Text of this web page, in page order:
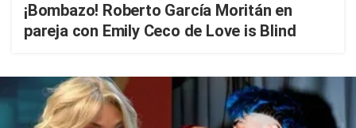
¡Bombazo! Roberto García Moritán en
pareja con Emily Ceco de Love is Blind